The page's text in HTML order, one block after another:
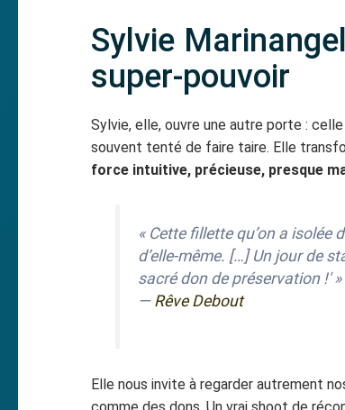
Sylvie
super-pouvoir
Sylvie, elle, ouvre une autre porte : celle
souvent tenté de faire taire. Elle
force intuitive, précieuse, presque
« Cette fillette qu’on a
d’elle-même. […] Un jour de
sacré don de préservation !' »
— Rêve Debout
Elle nous invite à regarder autrement
comme des dons. Un vrai shoot de